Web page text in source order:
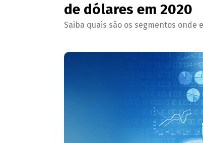
de dólares em 2020
Saiba quais são os segmentos